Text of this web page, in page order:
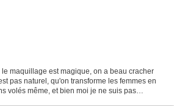
maquillage est magique, on a beau cracher
pas naturel, qu'on transforme les femmes en
volés même, et bien moi je ne suis pas